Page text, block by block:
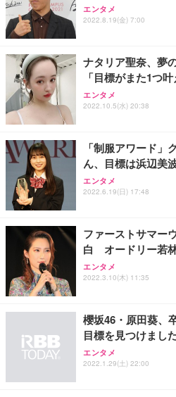
エンタメ
2022.8.19(金) 7:00
ナタリア聖奈、夢
「目標がまた1つ
エンタメ
2022.10.5(水) 20:38
「制服アワード」
ん、目標は浜辺美
エンタメ
2022.6.19(日) 17:48
ファーストサマー
白 オードリー若
エンタメ
2022.3.10(木) 11:35
櫻坂46・原田葵、
目標を見つけました
エンタメ
2022.1.29(土) 22:00